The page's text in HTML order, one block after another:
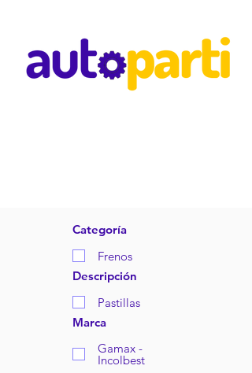
Categoría
Frenos
Descripción
Pastillas
Marca
Gamax -
Incolbest